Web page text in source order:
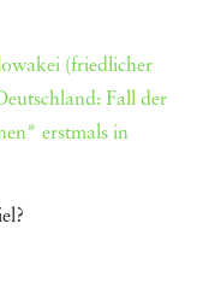
(friedlicher
Fall der
erstmals in